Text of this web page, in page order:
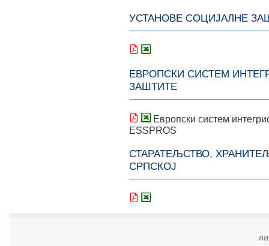
УСТАНОВЕ СОЦИЈАЛНЕ
ЕВРОПСКИ СИСТЕМ
ЗАШТИТЕ
Европски систем
ESSPROS
СТАРАТЕЉСТВО,
СРПСКОЈ